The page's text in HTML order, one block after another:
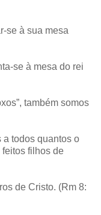
se à sua mesa
se à mesa do rei
também somos
a todos quantos o
filhos de
de Cristo. (Rm 8: